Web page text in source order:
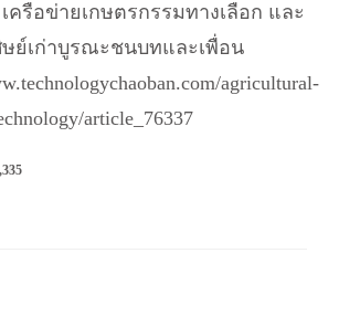
เครือข่ายเกษตรกรรมทางเลือก และ
ย์เก่าบูรณะชนบทและเพื่อน
agricultural-
article_76337